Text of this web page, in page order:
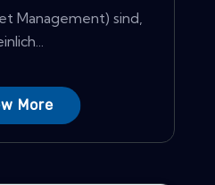
Management) sind,
More